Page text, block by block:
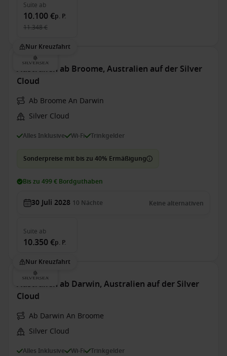
Suite ab
10.100 €p. P.
11.348 €
Nur Kreuzfahrt
Australien ab Broome, Australien auf der Silver
Cloud
Ab Broome An Darwin
Silver Cloud
Alles Inklusive Wi-Fi Trinkgelder
Sonderpreise mit bis zu 40% Ermäßigung
Bis zu 499 € Bordguthaben
30 Juli 2028 10 Nächte Keine alternativen
Suite ab
10.350 €p. P.
Nur Kreuzfahrt
Australien ab Darwin, Australien auf der Silver
Cloud
Ab Darwin An Broome
Silver Cloud
Alles Inklusive Wi-Fi Trinkgelder